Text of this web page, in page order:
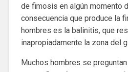
de fimosis en algún momento
consecuencia que produce la
hombres es la balinitis, que
inapropiadamente la zona del
Muchos hombres se preguntan